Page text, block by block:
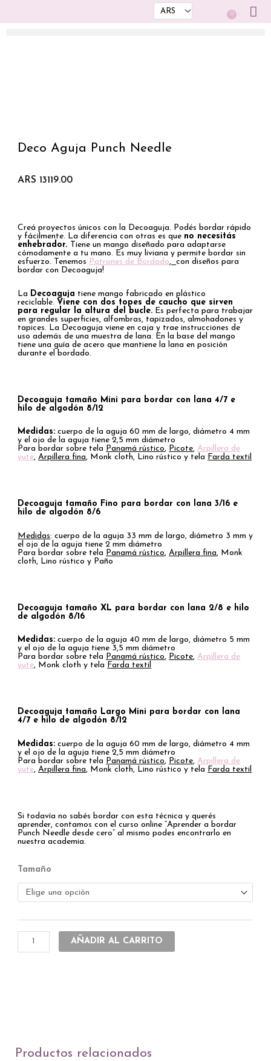
al
0
Cart
Deco Aguja Punch Needle
ARS 13119.00
Creá proyectos únicos con la Decoaguja. Podés bordar rápido
y fácilmente. La diferencia con otras es que no necesitás
enhebrador. Tiene un mango diseñado para adaptarse
cómodamente a tu mano. Es muy liviana y permite bordar sin
esfuerzo. Tenemos Patrones de Bordado,con diseños para
bordar con Decoaguja!
La Decoaguja tiene mango fabricado en plástico
reciclable. Viene con dos topes de caucho que sirven
para regular la altura del bucle. Es perfecta para trabajar
en grandes superficies, alfombras, tapizados, almohadones y
tapices. La Decoaguja viene en caja y trae instrucciones de
uso además de una muestra de lana. En la base del mango
tiene una guía de acero que mantiene la lana en posición
durante el bordado.
Decoaguja tamaño Mini para bordar con lana 4/7 e
hilo de algodón 8/12
Medidas: cuerpo de la aguja 60 mm de largo, diámetro 4 mm
y el ojo de la aguja tiene 2,5 mm diámetro
Para bordar sobre tela Panamá rústico, Picote,Arpillera de
yute,Arpillera fina, Monk cloth, Lino rústico y tela Farda textil
Decoaguja tamaño Fino para bordar con lana 3/16 e
hilo de algodón 8/6
Medidas: cuerpo de la aguja 33 mm de largo, diámetro 3 mm y
el ojo de la aguja tiene 2 mm diámetro
Para bordar sobre tela Panamá rústico,Arpillera fina, Monk
cloth, Lino rústico y Paño
Decoaguja tamaño XL para bordar con lana 2/8 e hilo
de algodón 8/16
Medidas: cuerpo de la aguja 40 mm de largo, diámetro 5 mm
y el ojo de la aguja tiene 3,5 mm diámetro
Para bordar sobre tela Panamá rústico, Picote,Arpillera de
yute, Monk cloth y tela Farda textil
Decoaguja tamaño Largo Mini para bordar con lana
4/7 e hilo de algodón 8/12
Medidas: cuerpo de la aguja 60 mm de largo, diámetro 4 mm
y el ojo de la aguja tiene 2,5 mm diámetro
Para bordar sobre tela Panamá rústico, Picote,Arpillera de
yute,Arpillera fina, Monk cloth, Lino rústico y tela Farda textil
Si todavía no sabés bordar con esta técnica y querés
aprender, contamos con el curso online “Aprender a bordar
Punch Needle desde cero” al mismo podes encontrarlo en
nuestra academia.
Tamaño
Deco
Aguja
Punch
AÑADIR AL CARRITO
Productos relacionados